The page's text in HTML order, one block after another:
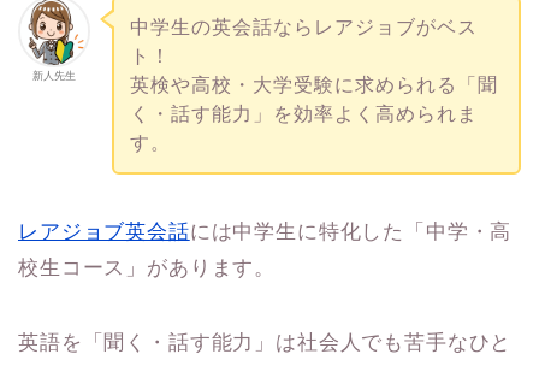
新人先生
中学生の英会話ならレアジョブがベス
ト！
英検や高校・大学受験に求められる「聞
く・話す能力」を効率よく高められま
す。
レアジョブ英会話には中学生に特化した「中学・高
校生コース」があります。
英語を「聞く・話す能力」は社会人でも苦手なひと